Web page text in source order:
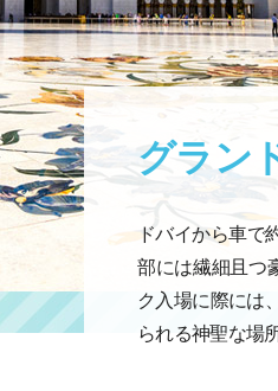
グラン
ドバイから車で
部には繊細且つ
ク入場に際には
られる神聖な場